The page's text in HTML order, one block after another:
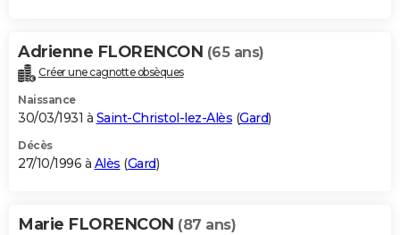
Adrienne FLORENCON (65 ans)
Créer une cagnotte obsèques
Naissance
30/03/1931 à Saint-Christol-lez-Alès (Gard)
Décès
27/10/1996 à Alès (Gard)
Marie FLORENCON (87 ans)